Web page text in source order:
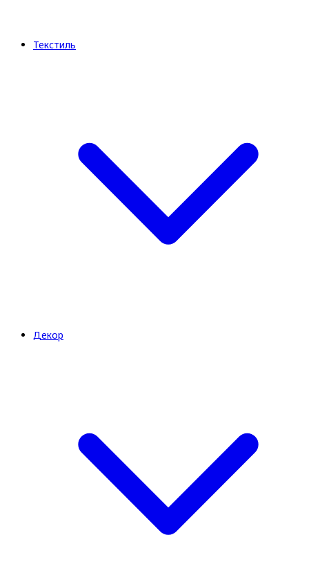
Текстиль
Декор